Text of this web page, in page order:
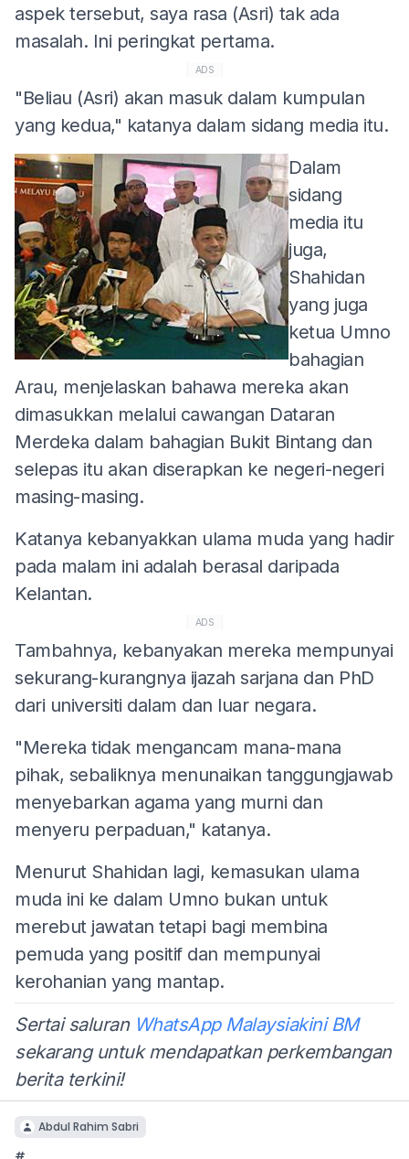
aspek tersebut, saya rasa (Asri) tak ada
masalah. Ini peringkat pertama.
ADS
"Beliau (Asri) akan masuk dalam kumpulan
yang kedua," katanya dalam sidang media itu.
Dalam
sidang
media itu
juga,
Shahidan
yang juga
ketua Umno
bahagian
Arau, menjelaskan bahawa mereka akan
dimasukkan melalui cawangan Dataran
Merdeka dalam bahagian Bukit Bintang dan
selepas itu akan diserapkan ke negeri-negeri
masing-masing.
Katanya kebanyakkan ulama muda yang hadir
pada malam ini adalah berasal daripada
Kelantan.
ADS
Tambahnya, kebanyakan mereka mempunyai
sekurang-kurangnya ijazah sarjana dan PhD
dari universiti dalam dan luar negara.
"Mereka tidak mengancam mana-mana
pihak, sebaliknya menunaikan tanggungjawab
menyebarkan agama yang murni dan
menyeru perpaduan," katanya.
Menurut Shahidan lagi, kemasukan ulama
muda ini ke dalam Umno bukan untuk
merebut jawatan tetapi bagi membina
pemuda yang positif dan mempunyai
kerohanian yang mantap.
Sertai saluran WhatsApp Malaysiakini BM
sekarang untuk mendapatkan perkembangan
berita terkini!
Abdul Rahim Sabri
#